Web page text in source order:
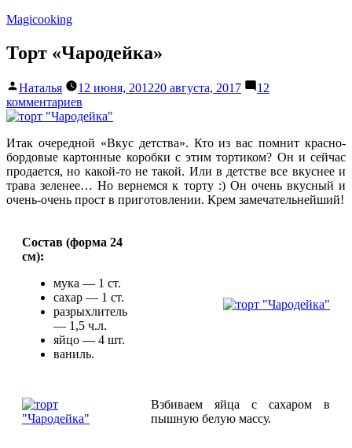
Перейти
содержимому
Magicooking
Торт «Чародейка»
Написано
автором
Наталья 12 июня, 201220 августа, 2017
12
комментариев
записи
«Чародейка»
Итак очередной «Вкус детства». Кто из вас помнит красно-
бордовые картонные коробки с этим тортиком? Он и сейчас
продается, но какой-то не такой. Или в детстве все вкуснее и
трава зеленее… Но вернемся к торту :) Он очень вкусный и
очень-очень прост в приготовлении. Крем замечательнейший!
Состав (форма 24
см):
мука — 1 ст.
сахар — 1 ст.
разрыхлитель
— 1,5 ч.л.
яйцо — 4 шт.
ваниль.
Взбиваем яйца с сахаром в
пышную белую массу.